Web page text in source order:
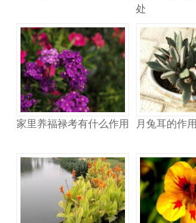
处
家里养福禄考有什么作用 月兔耳的作用